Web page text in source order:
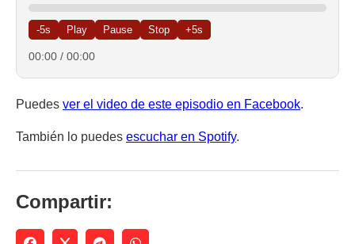
-5s Play Pause Stop +5s
00:00 / 00:00
Puedes ver el video de este episodio en Facebook.
También lo puedes escuchar en Spotify.
Compartir: